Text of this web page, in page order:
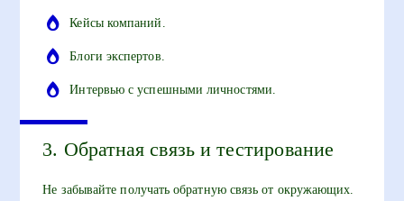
Кейсы компаний.
Блоги экспертов.
Интервью с успешными личностями.
3. Обратная связь и тестирование
Не забывайте получать обратную связь от окружающих.